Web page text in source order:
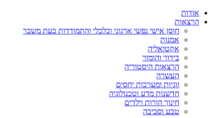
אודות
הרצאות
חוסן אישי נפשי ארגוני וכלכלי והתמודדות בעת משבר
אמנות
אקטואליה
בידור והומור
הרצאות היסטוריה
העשרה
זוגיות ומערכות יחסים
חדשנות מדע וטכנולוגיה
חינוך הורות וילדים
טבע וסביבה